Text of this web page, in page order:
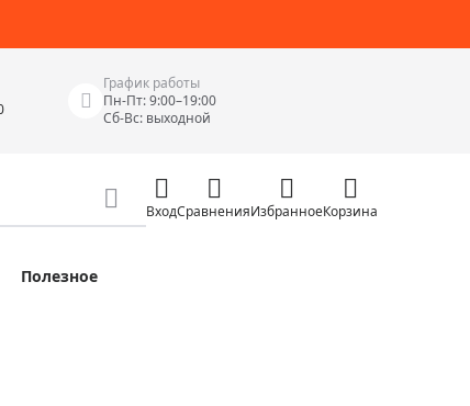
График работы
Пн-Пт: 9:00–19:00
Сб-Вс: выходной
Измерительные инструменты
ВходСравненияИзбранноеКорзина
Полезное